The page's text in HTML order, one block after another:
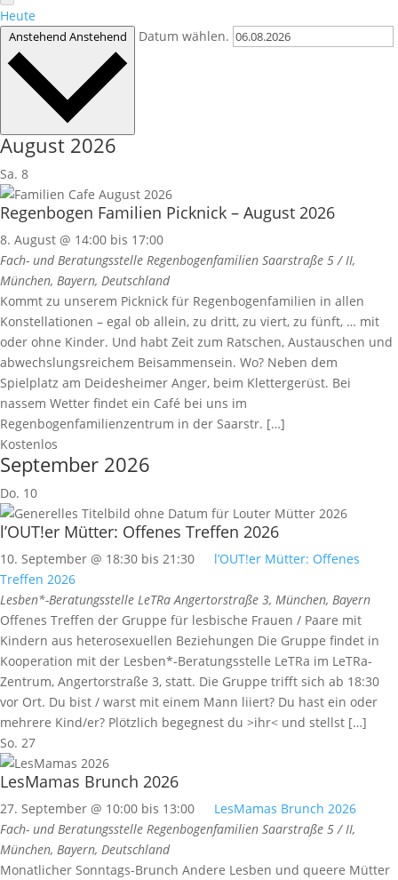
Heute
Anstehend Anstehend Datum wählen.
August 2026
Sa. 8
Regenbogen Familien Picknick – August 2026
8. August @ 14:00 bis 17:00
Fach- und Beratungsstelle Regenbogenfamilien Saarstraße 5 / II,
München, Bayern, Deutschland
Kommt zu unserem Picknick für Regenbogenfamilien in allen
Konstellationen – egal ob allein, zu dritt, zu viert, zu fünft, … mit
oder ohne Kinder. Und habt Zeit zum Ratschen, Austauschen und
abwechslungsreichem Beisammensein. Wo? Neben dem
Spielplatz am Deidesheimer Anger, beim Klettergerüst. Bei
nassem Wetter findet ein Café bei uns im
Regenbogenfamilienzentrum in der Saarstr. […]
Kostenlos
September 2026
Do. 10
l’OUT!er Mütter: Offenes Treffen 2026
10. September @ 18:30 bis 21:30
l’OUT!er Mütter: Offenes
Treffen 2026
Lesben*-Beratungsstelle LeTRaAngertorstraße 3, München, Bayern
Offenes Treffen der Gruppe für lesbische Frauen / Paare mit
Kindern aus heterosexuellen Beziehungen Die Gruppe findet in
Kooperation mit der Lesben*-Beratungsstelle LeTRa im LeTRa-
Zentrum, Angertorstraße 3, statt. Die Gruppe trifft sich ab 18:30
vor Ort. Du bist / warst mit einem Mann liiert? Du hast ein oder
mehrere Kind/er? Plötzlich begegnest du >ihr< und stellst […]
So. 27
LesMamas Brunch 2026
27. September @ 10:00 bis 13:00
LesMamas Brunch 2026
Fach- und Beratungsstelle Regenbogenfamilien Saarstraße 5 / II,
München, Bayern, Deutschland
Monatlicher Sonntags-Brunch Andere Lesben und queere Mütter